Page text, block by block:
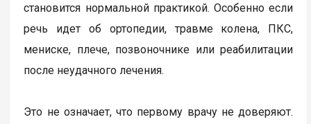
становится нормальной практикой. Особенно если
речь идет об ортопедии, травме колена, ПКС,
мениске, плече, позвоночнике или реабилитации
после неудачного лечения.
Это не означает, что первому врачу не доверяют.